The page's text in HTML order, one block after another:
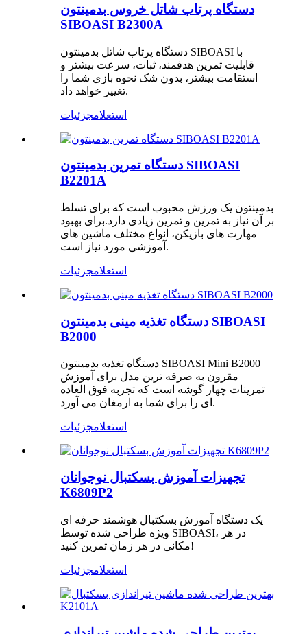
دستگاه پرتاب شاتل خروس بدمینتون
SIBOASI B2300A
دستگاه پرتاب شاتل بدمینتون SIBOASI با
قابلیت تمرین هدفمند، ثبات، سرعت بیشتر و
استقامت بیشتر، بدون شک نحوه بازی شما را
تغییر خواهد داد.
استعلامجزئیات
دستگاه تمرین بدمینتون SIBOASI
B2201A
بدمینتون یک ورزش محبوب است که برای تسلط
بر آن نیاز به تمرین و تمرین زیادی دارد.برای بهبود
مهارت های بازیکن، انواع مختلف ماشین های
آموزشی مورد نیاز است.
استعلامجزئیات
دستگاه تغذیه مینی بدمینتون SIBOASI
B2000
دستگاه تغذیه بدمینتون SIBOASI Mini B2000
مقرون به صرفه ترین مدل برای آموزش
تمرینات چهار گوشه است که تجربه فوق العاده
ای را برای شما به ارمغان می آورد.
استعلامجزئیات
تجهیزات آموزش بسکتبال نوجوانان
K6809P2
یک دستگاه آموزش بسکتبال هوشمند حرفه ای
ویژه طراحی شده توسط SIBOASI، در هر
مکانی در هر زمان تمرین کنید!
استعلامجزئیات